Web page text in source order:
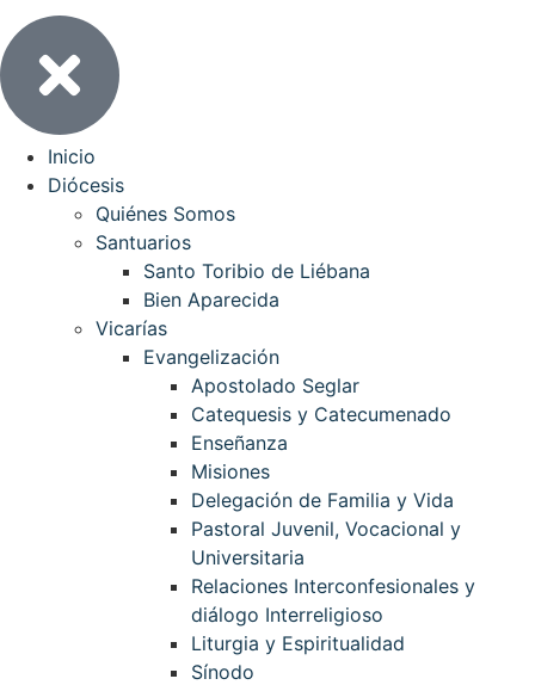
Inicio
Diócesis
Quiénes Somos
Santuarios
Santo Toribio de Liébana
Bien Aparecida
Vicarías
Evangelización
Apostolado Seglar
Catequesis y Catecumenado
Enseñanza
Misiones
Delegación de Familia y Vida
Pastoral Juvenil, Vocacional y
Universitaria
Relaciones Interconfesionales y
diálogo Interreligioso
Liturgia y Espiritualidad
Sínodo